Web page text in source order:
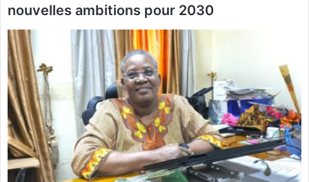
nouvelles ambitions pour 2030